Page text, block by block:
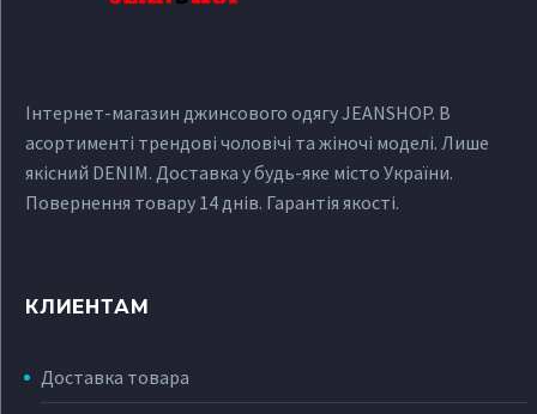
Інтернет-магазин джинсового одягу JEANSHOP. В
асортименті трендові чоловічі та жіночі моделі. Лише
якісний DENIM. Доставка у будь-яке місто України.
Повернення товару 14 днів. Гарантія якості.
КЛИЕНТАМ
Доставка товара